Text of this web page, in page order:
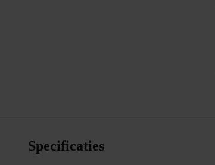
Specificaties